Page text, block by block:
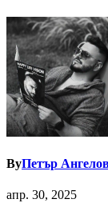
ByПетър
апр. 30, 2025